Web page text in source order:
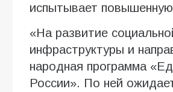
испытывает повышенную
«На развитие
инфраструктуры и
народная программа
России». По ней